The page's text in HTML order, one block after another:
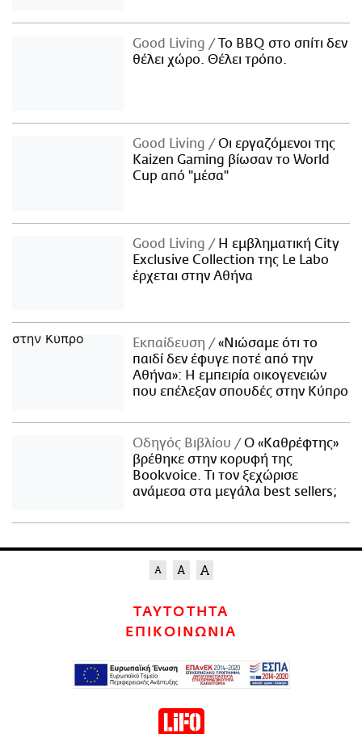
Good Living
Το BBQ στο σπίτι δεν
θέλει χώρο. Θέλει τρόπο.
Good Living
Οι εργαζόμενοι της
Kaizen Gaming βίωσαν το World
Cup από "μέσα"
Good Living
Η εμβληματική City
Exclusive Collection της Le Labo
έρχεται στην Αθήνα
Εκπαίδευση
«Νιώσαμε ότι το
παιδί δεν έφυγε ποτέ από την
Αθήνα»: Η εμπειρία οικογενειών
που επέλεξαν σπουδές στην Κύπρο
Οδηγός Βιβλίου
Ο «Καθρέφτης»
βρέθηκε στην κορυφή της
Bookvoice. Τι τον ξεχώρισε
ανάμεσα στα μεγάλα best sellers;
ΤΑΥΤΟΤΗΤΑ
ΕΠΙΚΟΙΝΩΝΙΑ